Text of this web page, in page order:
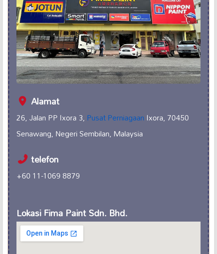
Alamat
26, Jalan PP Ixora 3,Pusat PerniagaanIxora, 70450
Senawang, Negeri Sembilan, Malaysia
telefon
+60 11-1069 8879
Lokasi Fima Paint Sdn. Bhd.